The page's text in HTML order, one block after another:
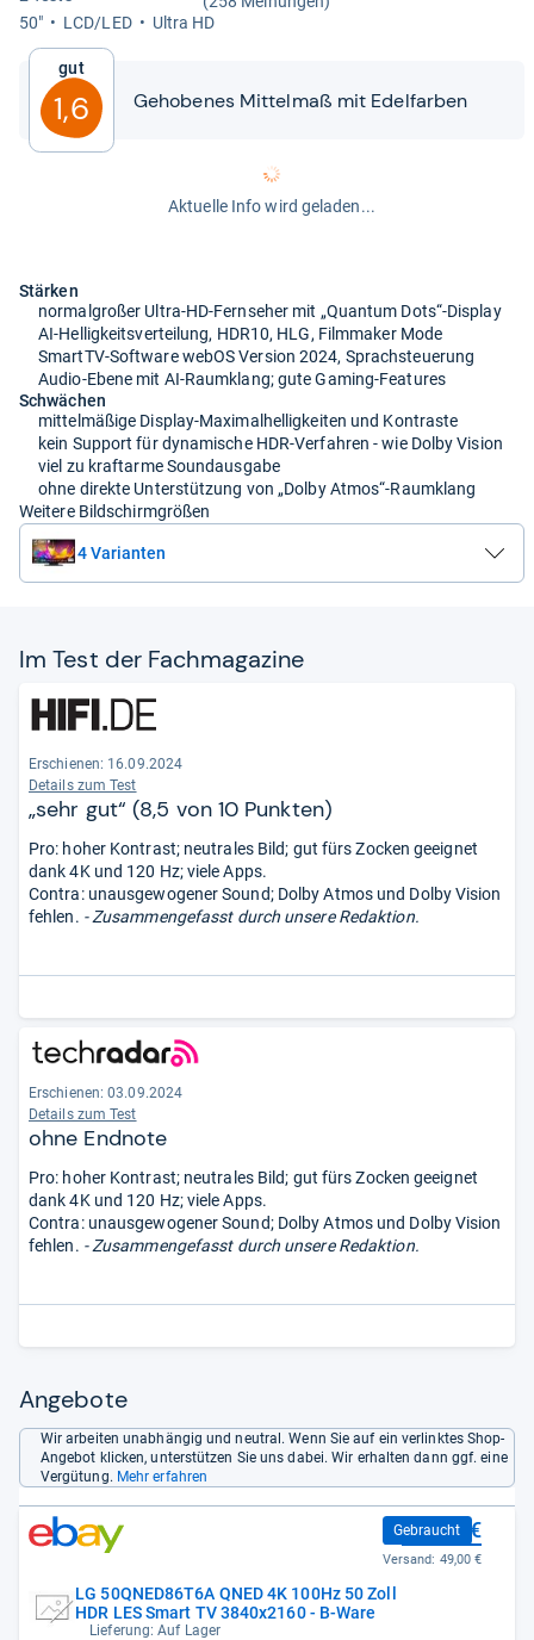
50"
LCD/LED Ultra HD
Gut
1,6 Geho­be­nes Mit­tel­maß mit Edel­far­ben
Aktuelle Info wird geladen...
Stärken
normalgroßer Ultra-HD-Fernseher mit „Quantum Dots“-Display
AI-Helligkeitsverteilung, HDR10, HLG, Filmmaker Mode
SmartTV-Software webOS Version 2024, Sprachsteuerung
Audio-Ebene mit AI-Raumklang; gute Gaming-Features
Schwächen
mittelmäßige Display-Maximalhelligkeiten und Kontraste
kein Support für dynamische HDR-Verfahren - wie Dolby Vision
viel zu kraftarme Soundausgabe
ohne direkte Unterstützung von „Dolby Atmos“-Raumklang
Weitere Bildschirmgrößen
4 Varianten
Im Test der Fach­ma­ga­zine
Erschienen: 16.09.2024
Details zum Test
„sehr gut“ (8,5 von 10 Punkten)
Pro:​ ​hoher​ ​Kontrast; ​neutrales​ ​Bild; ​gut ​fürs ​Zocken​ ​geeignet​ ​
dank​ ​4K​ ​und ​120 Hz;​ ​viele ​Apps.
Contra:​ ​unausgewogener​ ​Sound;​ ​Dolby ​Atmos ​und ​Dolby ​Vision ​
fehlen. - Zusammengefasst durch unsere Redaktion.
Erschienen: 03.09.2024
Details zum Test
ohne Endnote
Pro: hoher Kontrast; neutrales Bild; gut fürs Zocken geeignet
dank 4K und 120 Hz; viele Apps.
Contra: unausgewogener Sound; Dolby Atmos und Dolby Vision
fehlen. - Zusammengefasst durch unsere Redaktion.
Angebote
Wir arbeiten unabhängig und neutral. Wenn Sie auf ein verlinktes Shop-
Angebot klicken, unterstützen Sie uns dabei. Wir erhalten dann ggf. eine
Vergütung. Mehr erfahren
LG 50QNED86T6A QNED 4K 100Hz 50 Zoll
HDR LES Smart TV 3840x2160 - B-Ware
Lieferung: Auf Lager
Gebraucht
550,00 €
Versand: 49,00 €